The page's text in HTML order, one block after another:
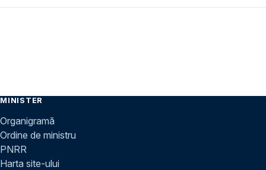
MINISTER
Organigramă
Ordine de ministru
PNRR
Harta site-ului